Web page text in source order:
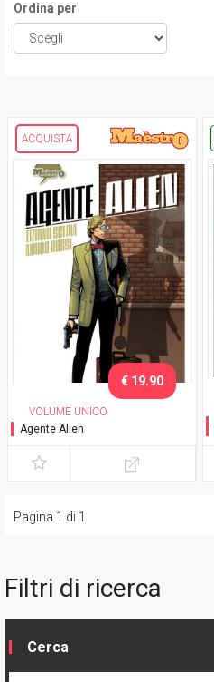
Ordina per
ACQUISTA
VOLUME UNICO
Agente Allen
€ 19.90
Pagina 1 di 1
Filtri di ricerca
Cerca